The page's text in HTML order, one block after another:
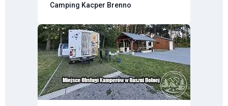
Camping Kacper Brenno